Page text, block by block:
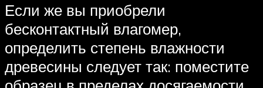
Если же вы приобрели
бесконтактный влагомер,
определить степень влажности
древесины следует так: поместите